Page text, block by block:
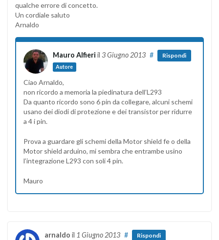
qualche errore di concetto.
Un cordiale saluto
Arnaldo
Mauro Alfieri il 3 Giugno 2013
Autore
# Rispondi
Ciao Arnaldo,
non ricordo a memoria la piedinatura dell’L293
Da quanto ricordo sono 6 pin da collegare, alcuni schemi
usano dei diodi di protezione e dei transistor per ridurre
a 4 i pin.
Prova a guardare gli schemi della Motor shield fe o della
Motor shield arduino, mi sembra che entrambe usino
l’integrazione L293 con soli 4 pin.
Mauro
arnaldo il 1 Giugno 2013 # Rispondi